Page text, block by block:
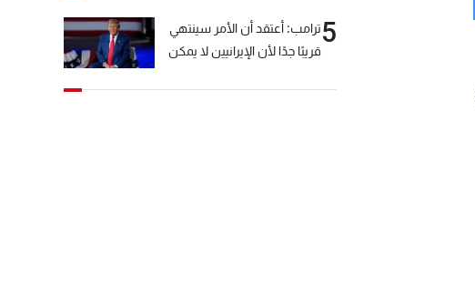
5ترامب: أعتقد أن الأمر سينتهي
قريبًا جدًا لأن الإيرانيين لا يمكن